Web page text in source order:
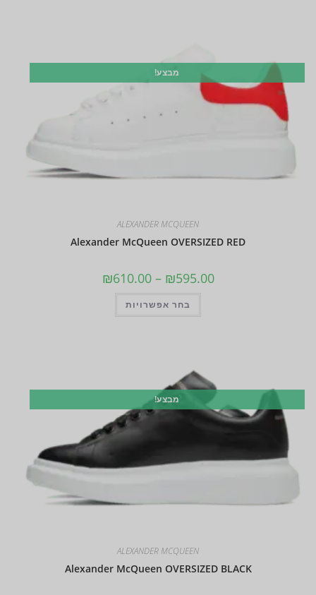
מבצע!
ALEXANDER MCQUEEN
Alexander McQueen OVERSIZED RED
₪595.00
–
₪610.00
בחר אפשרויות
מבצע!
ALEXANDER MCQUEEN
Alexander McQueen OVERSIZED BLACK